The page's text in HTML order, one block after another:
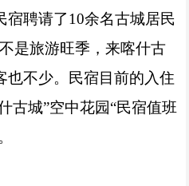
宿聘请了10余名古城居民
是旅游旺季，来喀什古
也不少。民宿目前的入住
古城”空中花园“民宿值班